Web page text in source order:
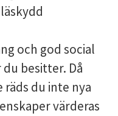
och god social
besitter. Då
du inte nya
värderas